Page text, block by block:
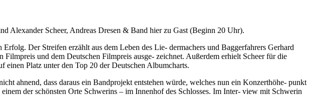
Alexander Scheer, Andreas Dresen & Band hier zu Gast (Beginn 20 Uhr).
Der Streifen erzählt aus dem Leben des Lie- dermachers und Baggerfahrers Gerhard
und dem Deutschen Filmpreis ausge- zeichnet. Außerdem erhielt Scheer für die
einen Platz unter den Top 20 der Deutschen Albumcharts.
ahnend, dass daraus ein Bandprojekt entstehen würde, welches nun ein Konzerthöhe- punkt
der schönsten Orte Schwerins – im Innenhof des Schlosses. Im Inter- view mit Schwerin